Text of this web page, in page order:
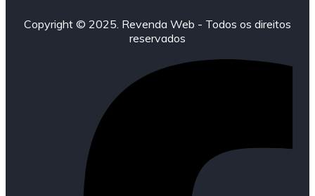
Copyright © 2025. Revenda Web - Todos os direitos
reservados